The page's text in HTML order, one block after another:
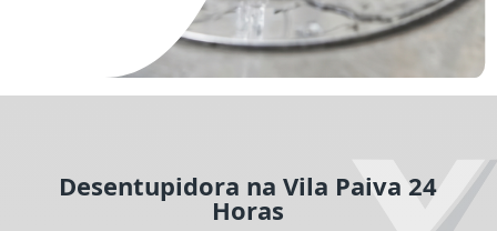
Desentupidora na Vila Paiva 24
Horas